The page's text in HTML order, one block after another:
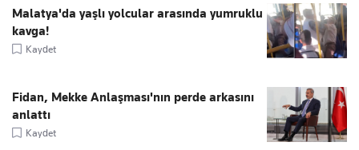
Malatya'da yaşlı yolcular arasında yumruklu
kavga!
Kaydet
Fidan, Mekke Anlaşması'nın perde arkasını
anlattı
Kaydet